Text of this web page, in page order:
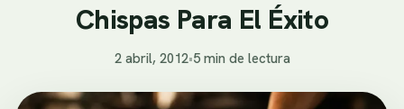
Chispas Para El Éxito
2 abril, 2012•5 min de lectura